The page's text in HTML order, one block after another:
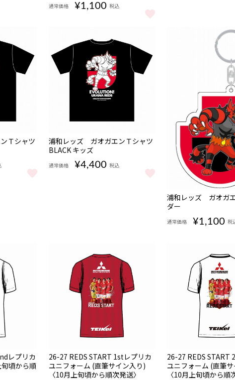
通常価格 ¥1,100 税込
浦和レッズ ピカチュウ キーホルダー をもっと見る
Ｔシャツ
Ｔシャツ BLACK をもっと見る
NEW
販売期
間
08/07
17:00〜
浦和レッズ ガオガエンＴシャツ
BLACK キッズ
通常価格 ¥4,400 税込
浦和レッズ ガオガエンＴシャツ BLACK キッズ をもっと
NEW
販売期
間
08/07
17:00〜
浦和レッズ ガオガ
ダー
通常価格 ¥1,100 税
浦和レッズ ガオガ
レプリカ
頃から順
NEW
期間限定
受注
商品
08/06 18:00〜08/16
22:00
26-27 REDS START 1stレプリカ
ユニフォーム (直筆サイン入り)
〈10月上旬頃から順次発送〉
NEW
期間限定
受注
商品
08/06 18:00〜08/16
22:00
26-27 REDS START
ユニフォーム (直筆
〈10月上旬頃から順